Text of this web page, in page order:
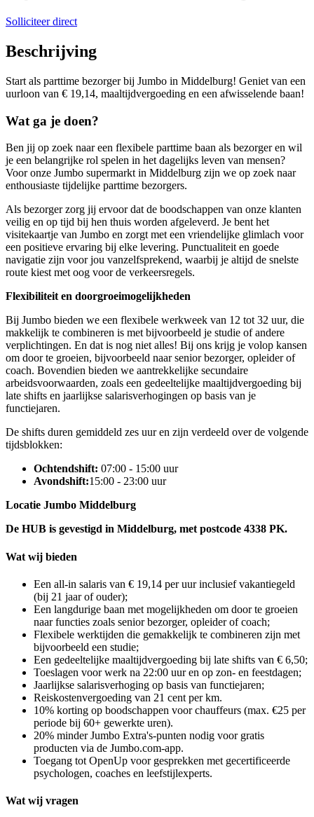
Solliciteer direct
Beschrijving
Start als parttime bezorger bij Jumbo in Middelburg! Geniet van een
uurloon van € 19,14, maaltijdvergoeding en een afwisselende baan!
Wat ga je doen?
Ben jij op zoek naar een flexibele parttime baan als bezorger en wil
je een belangrijke rol spelen in het dagelijks leven van mensen?
Voor onze Jumbo supermarkt in Middelburg zijn we op zoek naar
enthousiaste tijdelijke parttime bezorgers.
Als bezorger zorg jij ervoor dat de boodschappen van onze klanten
veilig en op tijd bij hen thuis worden afgeleverd. Je bent het
visitekaartje van Jumbo en zorgt met een vriendelijke glimlach voor
een positieve ervaring bij elke levering. Punctualiteit en goede
navigatie zijn voor jou vanzelfsprekend, waarbij je altijd de snelste
route kiest met oog voor de verkeersregels.
Flexibiliteit en doorgroeimogelijkheden
Bij Jumbo bieden we een flexibele werkweek van 12 tot 32 uur, die
makkelijk te combineren is met bijvoorbeeld je studie of andere
verplichtingen. En dat is nog niet alles! Bij ons krijg je volop kansen
om door te groeien, bijvoorbeeld naar senior bezorger, opleider of
coach. Bovendien bieden we aantrekkelijke secundaire
arbeidsvoorwaarden, zoals een gedeeltelijke maaltijdvergoeding bij
late shifts en jaarlijkse salarisverhogingen op basis van je
functiejaren.
De shifts duren gemiddeld zes uur en zijn verdeeld over de volgende
tijdsblokken:
Ochtendshift: 07:00 - 15:00 uur
Avondshift:15:00 - 23:00 uur
Locatie Jumbo Middelburg
De HUB is gevestigd in Middelburg, met postcode 4338 PK.
Wat wij bieden
Een all-in salaris van € 19,14 per uur inclusief vakantiegeld
(bij 21 jaar of ouder);
Een langdurige baan met mogelijkheden om door te groeien
naar functies zoals senior bezorger, opleider of coach;
Flexibele werktijden die gemakkelijk te combineren zijn met
bijvoorbeeld een studie;
Een gedeeltelijke maaltijdvergoeding bij late shifts van € 6,50;
Toeslagen voor werk na 22:00 uur en op zon- en feestdagen;
Jaarlijkse salarisverhoging op basis van functiejaren;
Reiskostenvergoeding van 21 cent per km.
10% korting op boodschappen voor chauffeurs (max. €25 per
periode bij 60+ gewerkte uren).
20% minder Jumbo Extra's-punten nodig voor gratis
producten via de Jumbo.com-app.
Toegang tot OpenUp voor gesprekken met gecertificeerde
psychologen, coaches en leefstijlexperts.
Wat wij vragen